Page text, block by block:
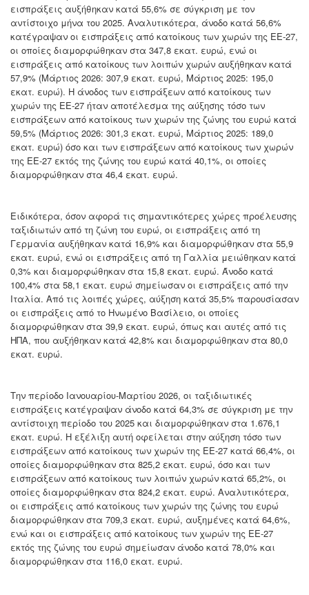
εισπράξεις αυξήθηκαν κατά 55,6% σε σύγκριση με τον
αντίστοιχο μήνα του 2025. Αναλυτικότερα, άνοδο κατά 56,6%
κατέγραψαν οι εισπράξεις από κατοίκους των χωρών της ΕΕ-27,
οι οποίες διαμορφώθηκαν στα 347,8 εκατ. ευρώ, ενώ οι
εισπράξεις από κατοίκους των λοιπών χωρών αυξήθηκαν κατά
57,9% (Μάρτιος 2026: 307,9 εκατ. ευρώ, Μάρτιος 2025: 195,0
εκατ. ευρώ). Η άνοδος των εισπράξεων από κατοίκους των
χωρών της ΕΕ-27 ήταν αποτέλεσμα της αύξησης τόσο των
εισπράξεων από κατοίκους των χωρών της ζώνης του ευρώ κατά
59,5% (Μάρτιος 2026: 301,3 εκατ. ευρώ, Μάρτιος 2025: 189,0
εκατ. ευρώ) όσο και των εισπράξεων από κατοίκους των χωρών
της ΕΕ-27 εκτός της ζώνης του ευρώ κατά 40,1%, οι οποίες
διαμορφώθηκαν στα 46,4 εκατ. ευρώ.
Ειδικότερα, όσον αφορά τις σημαντικότερες χώρες προέλευσης
ταξιδιωτών από τη ζώνη του ευρώ, οι εισπράξεις από τη
Γερμανία αυξήθηκαν κατά 16,9% και διαμορφώθηκαν στα 55,9
εκατ. ευρώ, ενώ οι εισπράξεις από τη Γαλλία μειώθηκαν κατά
0,3% και διαμορφώθηκαν στα 15,8 εκατ. ευρώ. Άνοδο κατά
100,4% στα 58,1 εκατ. ευρώ σημείωσαν οι εισπράξεις από την
Ιταλία. Από τις λοιπές χώρες, αύξηση κατά 35,5% παρουσίασαν
οι εισπράξεις από το Ηνωμένο Βασίλειο, οι οποίες
διαμορφώθηκαν στα 39,9 εκατ. ευρώ, όπως και αυτές από τις
ΗΠΑ, που αυξήθηκαν κατά 42,8% και διαμορφώθηκαν στα 80,0
εκατ. ευρώ.
Την περίοδο Ιανουαρίου-Μαρτίου 2026, οι ταξιδιωτικές
εισπράξεις κατέγραψαν άνοδο κατά 64,3% σε σύγκριση με την
αντίστοιχη περίοδο του 2025 και διαμορφώθηκαν στα 1.676,1
εκατ. ευρώ. Η εξέλιξη αυτή οφείλεται στην αύξηση τόσο των
εισπράξεων από κατοίκους των χωρών της ΕΕ-27 κατά 66,4%, οι
οποίες διαμορφώθηκαν στα 825,2 εκατ. ευρώ, όσο και των
εισπράξεων από κατοίκους των λοιπών χωρών κατά 65,2%, οι
οποίες διαμορφώθηκαν στα 824,2 εκατ. ευρώ. Αναλυτικότερα,
οι εισπράξεις από κατοίκους των χωρών της ζώνης του ευρώ
διαμορφώθηκαν στα 709,3 εκατ. ευρώ, αυξημένες κατά 64,6%,
ενώ και οι εισπράξεις από κατοίκους των χωρών της ΕΕ-27
εκτός της ζώνης του ευρώ σημείωσαν άνοδο κατά 78,0% και
διαμορφώθηκαν στα 116,0 εκατ. ευρώ.